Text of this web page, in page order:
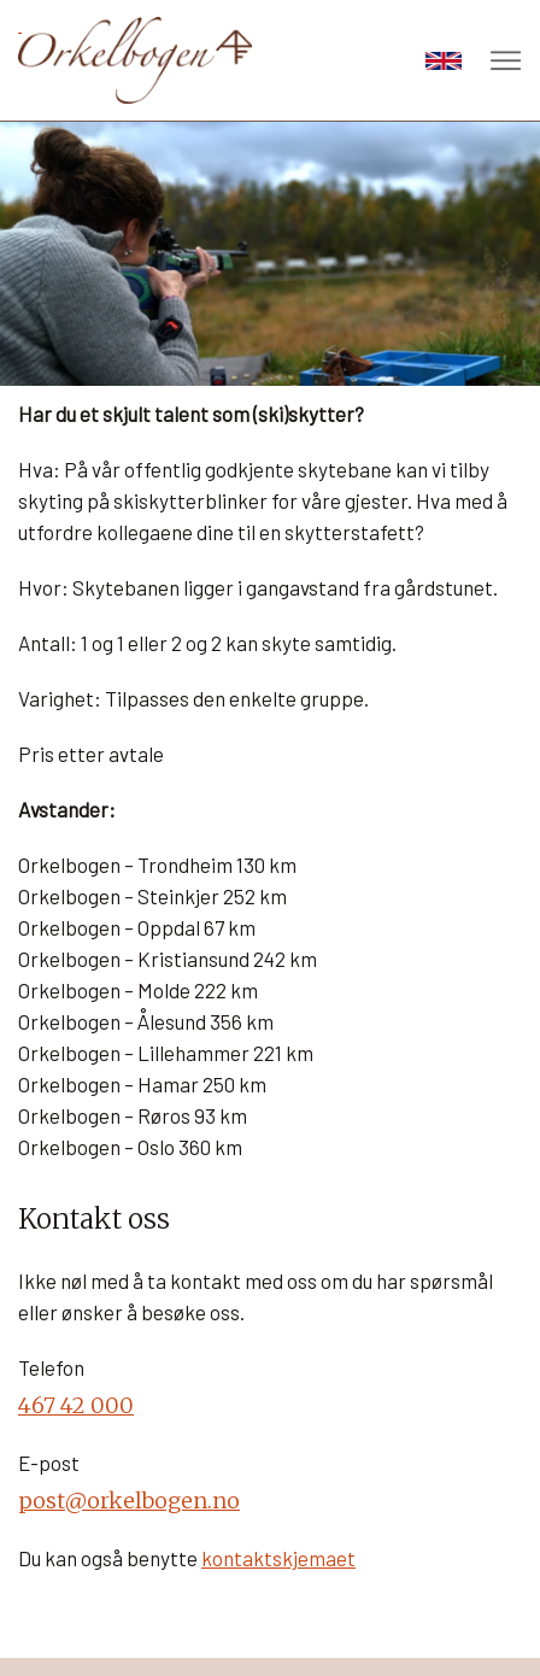
Har du et skjult talent som (ski)skytter?
Hva: På vår offentlig godkjente skytebane kan vi tilby
skyting på skiskytterblinker for våre gjester. Hva med å
utfordre kollegaene dine til en skytterstafett?
Hvor: Skytebanen ligger i gangavstand fra gårdstunet.
Antall: 1 og 1 eller 2 og 2 kan skyte samtidig.
Varighet: Tilpasses den enkelte gruppe.
Pris etter avtale
Avstander:
Orkelbogen – Trondheim 130 km
Orkelbogen – Steinkjer 252 km
Orkelbogen – Oppdal 67 km
Orkelbogen – Kristiansund 242 km
Orkelbogen – Molde 222 km
Orkelbogen – Ålesund 356 km
Orkelbogen – Lillehammer 221 km
Orkelbogen – Hamar 250 km
Orkelbogen – Røros 93 km
Orkelbogen – Oslo 360 km
Kontakt oss
Ikke nøl med å ta kontakt med oss om du har spørsmål
eller ønsker å besøke oss.
Telefon
467 42 000
E-post
post@orkelbogen.no
Du kan også benytte kontaktskjemaet